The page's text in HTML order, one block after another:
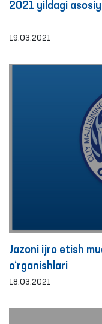
2021 yildagi
19.03.2021
Jazoni ijro etish
o‘rganishlari
18.03.2021